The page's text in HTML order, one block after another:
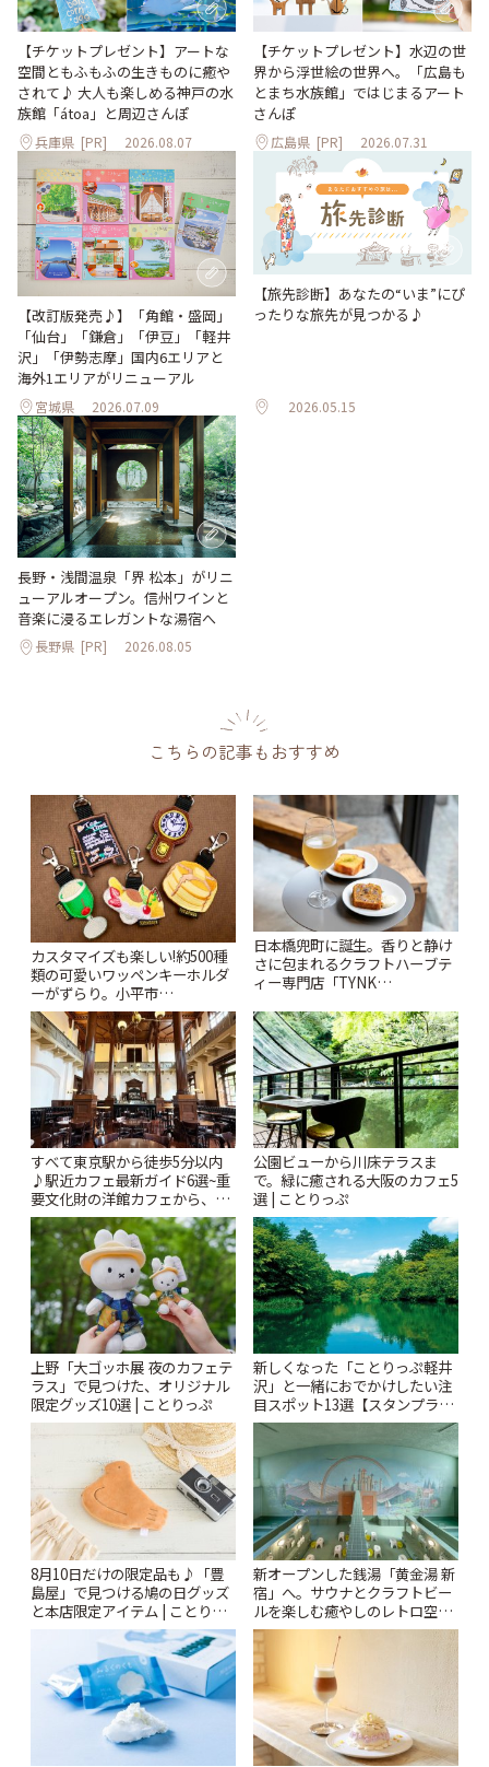
【チケットプレゼント】アートな
空間ともふもふの生きものに癒や
されて♪ 大人も楽しめる神戸の水
族館「átoa」と周辺さんぽ
兵庫県 [PR] 2026.08.07
【チケットプレゼント】水辺の世
界から浮世絵の世界へ。「広島も
とまち水族館」ではじまるアート
さんぽ
広島県 [PR] 2026.07.31
【改訂版発売♪】「角館・盛岡」
「仙台」「鎌倉」「伊豆」「軽井
沢」「伊勢志摩」国内6エリアと
海外1エリアがリニューアル
宮城県 2026.07.09
【旅先診断】あなたの“いま”にぴ
ったりな旅先が見つかる♪
2026.05.15
長野・浅間温泉「界 松本」がリニ
ューアルオープン。信州ワインと
音楽に浸るエレガントな湯宿へ
長野県 [PR] 2026.08.05
こちらの記事もおすすめ
カスタマイズも楽しい!約500種
類の可愛いワッペンキーホルダ
ーがずらり。小平市
「Kimamaya T&K」 | ことりっ
ぷ
日本橋兜町に誕生。香りと静け
さに包まれるクラフトハーブテ
ィー専門店「TYNK
すべて東京駅から徒歩5分以内
♪駅近カフェ最新ガイド6選~重
要文化財の洋館カフェから、改
札すぐのレトロ喫茶まで~ | こと
りっぷ
公園ビューから川床テラスま
で。緑に癒される大阪のカフェ5
選 | ことりっぷ
上野「大ゴッホ展 夜のカフェテ
ラス」で見つけた、オリジナル
限定グッズ10選 | ことりっぷ
新しくなった「ことりっぷ軽井
沢」と一緒におでかけしたい注
目スポット13選【スタンプラリ
ー開催中】 | ことりっぷ
8月10日だけの限定品も♪「豊
島屋」で見つける鳩の日グッズ
と本店限定アイテム | ことりっ
新オープンした銭湯「黄金湯 新
宿」へ。サウナとクラフトビー
ルを楽しむ癒やしのレトロ空間
| ことりっぷ